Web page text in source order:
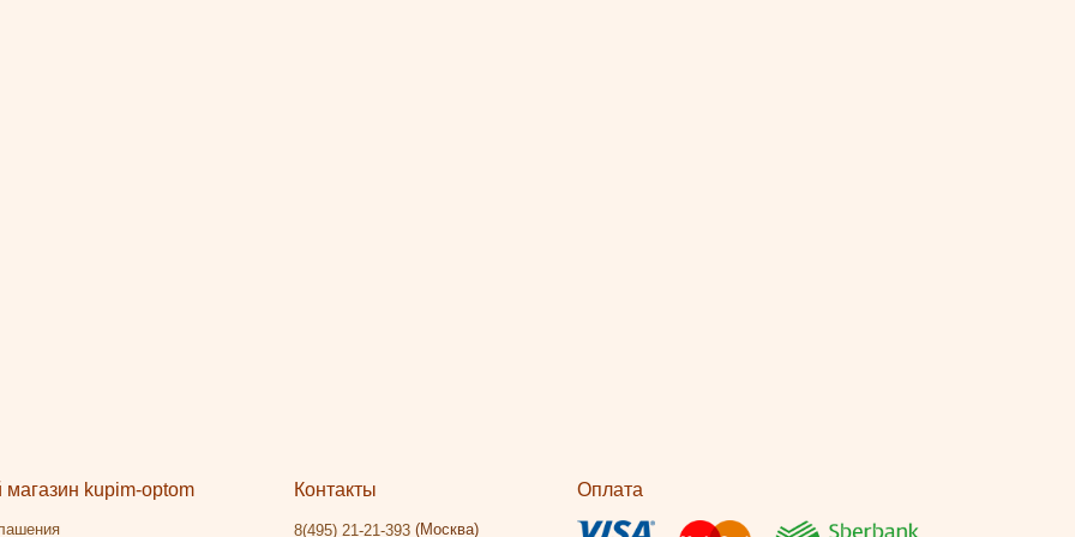
kupim-optom Контакты
8(495) 21-21-393(Москва)
Оплата